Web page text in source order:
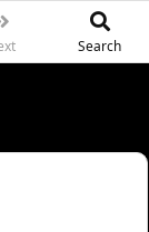
Search